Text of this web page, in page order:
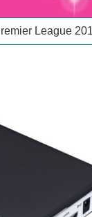
nghiệp cho
League